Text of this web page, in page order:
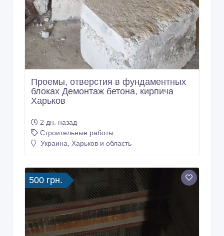
Проемы, отверстия в фундаментных
блоках Демонтаж бетона, кирпича
Харьков
2 дн. назад
Строительные работы
Украина, Харьков и область
500 грн.